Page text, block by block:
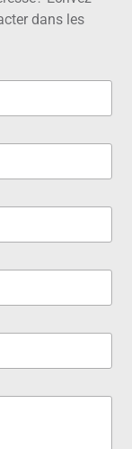
dans les